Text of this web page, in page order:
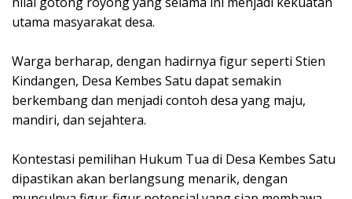
utama masyarakat desa.
‎Warga berharap, dengan hadirnya figur seperti Stien
Kindangen, Desa Kembes Satu dapat semakin
berkembang dan menjadi contoh desa yang maju,
mandiri, dan sejahtera.
‎Kontestasi pemilihan Hukum Tua di Desa Kembes Satu
dipastikan akan berlangsung menarik, dengan